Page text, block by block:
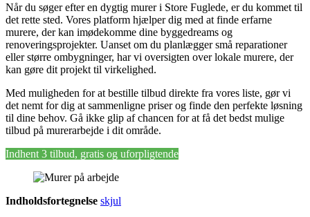
Når du søger efter en dygtig murer i Store Fuglede, er du kommet til
det rette sted. Vores platform hjælper dig med at finde erfarne
murere, der kan imødekomme dine byggedreams og
renoveringsprojekter. Uanset om du planlægger små reparationer
eller større ombygninger, har vi oversigten over lokale murere, der
kan gøre dit projekt til virkelighed.
Med muligheden for at bestille tilbud direkte fra vores liste, gør vi
det nemt for dig at sammenligne priser og finde den perfekte løsning
til dine behov. Gå ikke glip af chancen for at få det bedst mulige
tilbud på murerarbejde i dit område.
Indhent 3 tilbud, gratis og uforpligtende
Indholdsfortegnelse skjul